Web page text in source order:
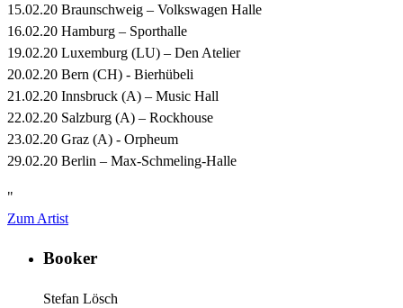
15.02.20 Braunschweig – Volkswagen Halle
16.02.20 Hamburg – Sporthalle
19.02.20 Luxemburg (LU) – Den Atelier
20.02.20 Bern (CH) - Bierhübeli
21.02.20 Innsbruck (A) – Music Hall
22.02.20 Salzburg (A) – Rockhouse
23.02.20 Graz (A) - Orpheum
29.02.20 Berlin – Max-Schmeling-Halle
"
Zum Artist
Booker
Stefan Lösch